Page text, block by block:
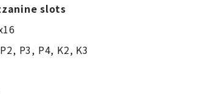
slots
P3, P4, K2, K3